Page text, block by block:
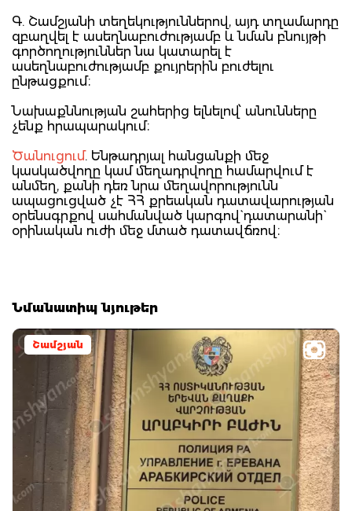
Գ. Շամշյանի տեղեկություններով, այդ տղամարդը
զբաղվել է ասեղնաբուժությամբ և նման բնույթի
գործողություններ նա կատարել է
ասեղնաբուժությամբ քույրերին բուժելու
ընթացքում։
Նախաքննության շահերից ելնելով՝ անունները
չենք հրապարակում։
Ծանուցում. Ենթադրյալ հանցանքի մեջ
կասկածվողը կամ մեղադրվողը համարվում է
անմեղ, քանի դեռ նրա մեղավորությունն
ապացուցված չէ ՀՀ քրեական դատավարության
օրենսգրքով սահմանված կարգով` դատարանի`
օրինական ուժի մեջ մտած դատավճռով։
Նմանատիպ նյութեր
Շամշյան